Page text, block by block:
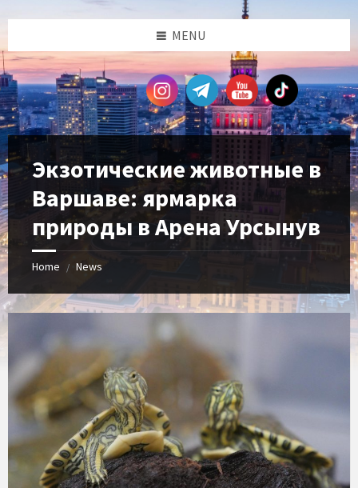
sidebar
sidebar
MENU
Экзотические животные в
Варшаве: ярмарка
природы в Арена Урсынув
Home / News